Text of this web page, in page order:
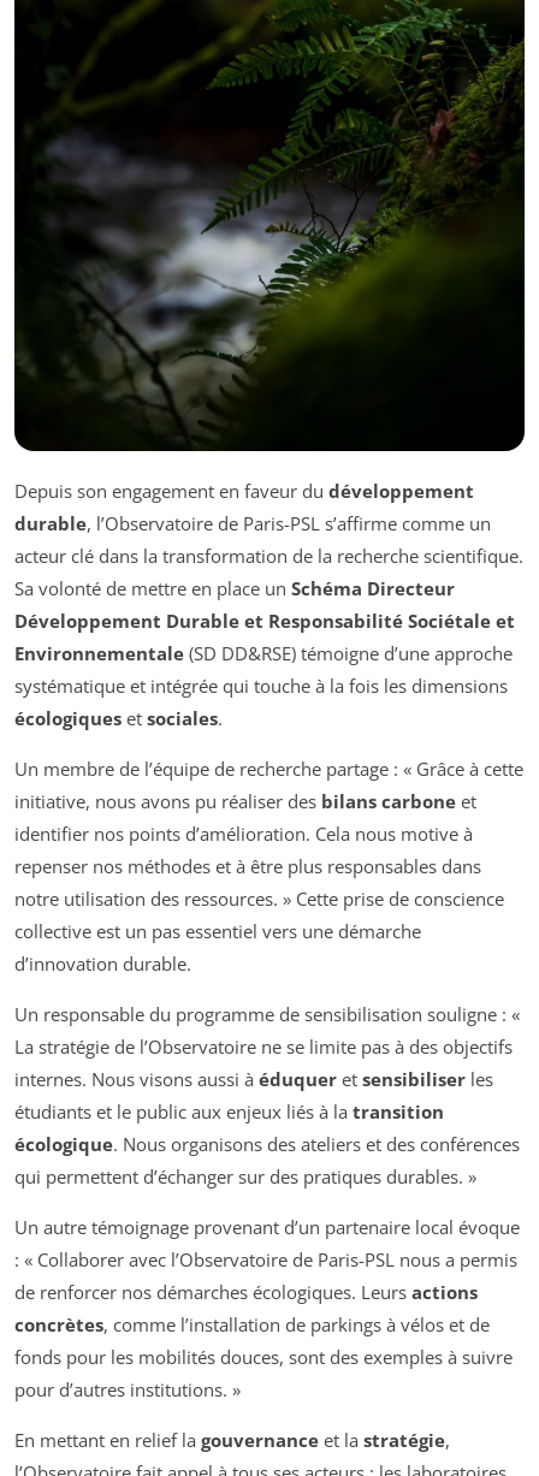
Depuis son engagement en faveur du développement
durable, l’Observatoire de Paris-PSL s’affirme comme un
acteur clé dans la transformation de la recherche scientifique.
Sa volonté de mettre en place un Schéma Directeur
Développement Durable et Responsabilité Sociétale et
Environnementale (SD DD&RSE) témoigne d’une approche
systématique et intégrée qui touche à la fois les dimensions
écologiques et sociales.
Un membre de l’équipe de recherche partage : « Grâce à cette
initiative, nous avons pu réaliser des bilans carbone et
identifier nos points d’amélioration. Cela nous motive à
repenser nos méthodes et à être plus responsables dans
notre utilisation des ressources. » Cette prise de conscience
collective est un pas essentiel vers une démarche
d’innovation durable.
Un responsable du programme de sensibilisation souligne : «
La stratégie de l’Observatoire ne se limite pas à des objectifs
internes. Nous visons aussi à éduquer et sensibiliser les
étudiants et le public aux enjeux liés à la transition
écologique. Nous organisons des ateliers et des conférences
qui permettent d’échanger sur des pratiques durables. »
Un autre témoignage provenant d’un partenaire local évoque
: « Collaborer avec l’Observatoire de Paris-PSL nous a permis
de renforcer nos démarches écologiques. Leurs actions
concrètes, comme l’installation de parkings à vélos et de
fonds pour les mobilités douces, sont des exemples à suivre
pour d’autres institutions. »
En mettant en relief la gouvernance et la stratégie,